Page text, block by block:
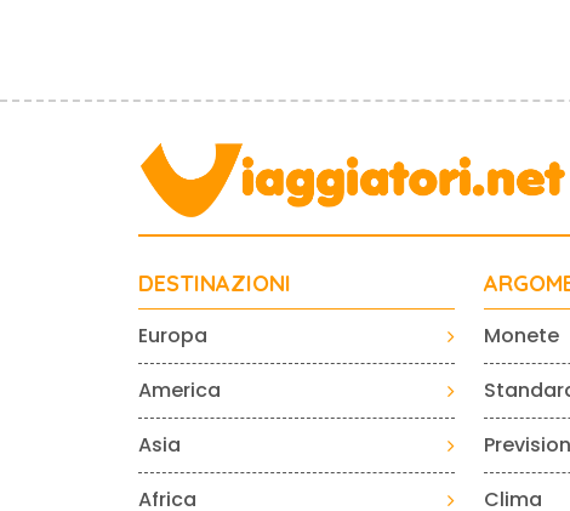
DESTINAZIONI
Europa
America
Asia
Africa
Monete
Clima